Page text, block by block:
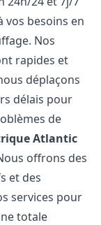
besoins en
Nos
rapides et
déplaçons
délais pour
de
Atlantic
offrons des
et des
services pour
totale